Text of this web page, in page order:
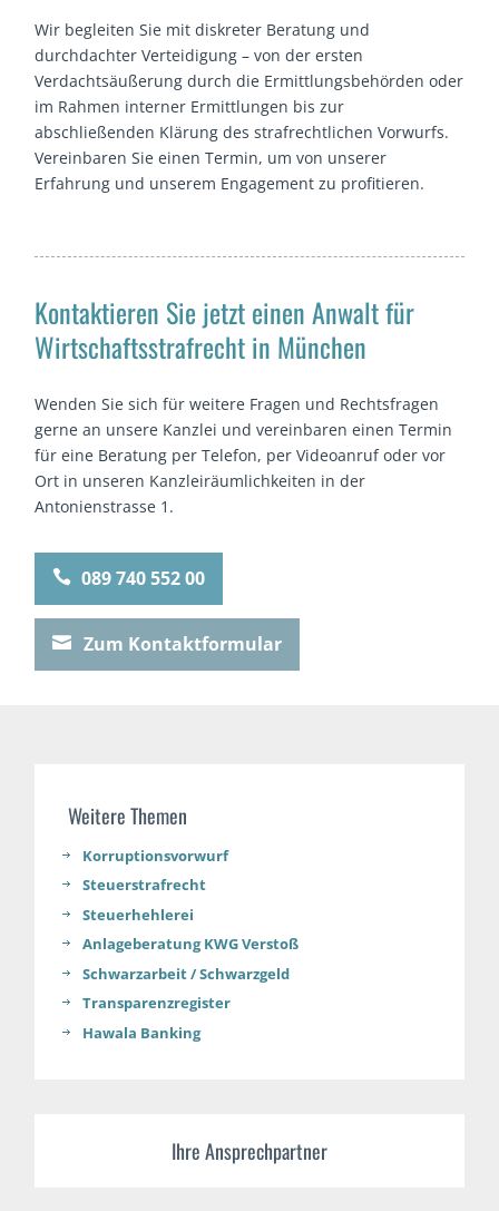
Wir begleiten Sie mit diskreter Beratung und
durchdachter Verteidigung – von der ersten
Verdachtsäußerung durch die Ermittlungsbehörden oder
im Rahmen interner Ermittlungen bis zur
abschließenden Klärung des strafrechtlichen Vorwurfs.
Vereinbaren Sie einen Termin, um von unserer
Erfahrung und unserem Engagement zu profitieren.
Kontaktieren Sie jetzt einen Anwalt für
Wirtschaftsstrafrecht in München
Wenden Sie sich für weitere Fragen und Rechtsfragen
gerne an unsere Kanzlei und vereinbaren einen Termin
für eine Beratung per Telefon, per Videoanruf oder vor
Ort in unseren Kanzleiräumlichkeiten in der
Antonienstrasse 1.
 089 740 552 00
 Zum Kontaktformular
Weitere Themen
Korruptionsvorwurf
Steuerstrafrecht
Steuerhehlerei
Anlageberatung KWG Verstoß
Schwarzarbeit / Schwarzgeld
Transparenzregister
Hawala Banking
Ihre Ansprechpartner